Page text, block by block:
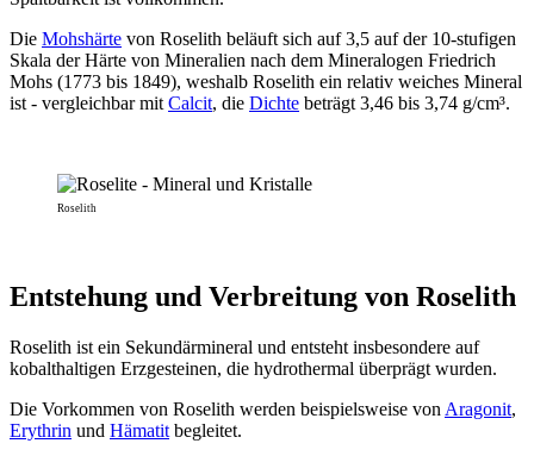
Die Mohshärte von Roselith beläuft sich auf 3,5 auf der 10-stufigen
Skala der Härte von Mineralien nach dem Mineralogen Friedrich
Mohs (1773 bis 1849), weshalb Roselith ein relativ weiches Mineral
ist - vergleichbar mit Calcit, die Dichte beträgt 3,46 bis 3,74 g/cm³.
Roselith
Entstehung und Verbreitung von Roselith
Roselith ist ein Sekundärmineral und entsteht insbesondere auf
kobalthaltigen Erzgesteinen, die hydrothermal überprägt wurden.
Die Vorkommen von Roselith werden beispielsweise von Aragonit,
Erythrin und Hämatit begleitet.